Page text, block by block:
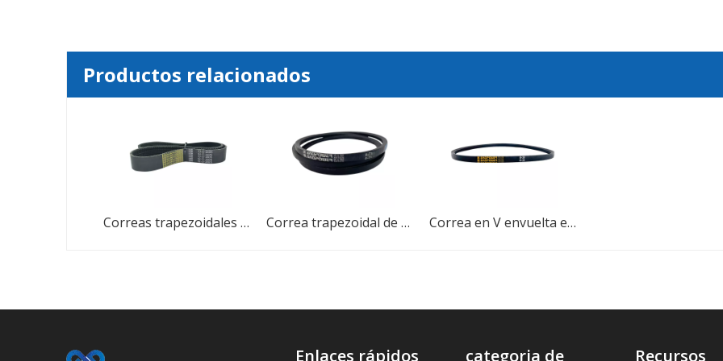
Productos relacionados
Correas trapezoidales de goma con transmisión plana triangular resistentes al desgaste Correa trapezoidal de transmisión de potencia con correa en V envuelta en caucho para la industria de alta eficiencia de transmisión Correa en V envuelta en caucho para transmisión para una mejor distribución de la carga
Enlaces rápidos categoria de Recursos